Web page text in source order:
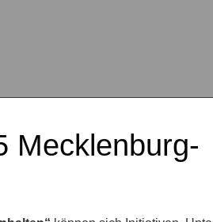
Mecklenburg-